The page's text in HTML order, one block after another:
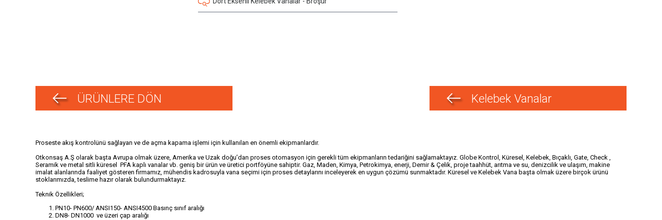
ÜRÜNLERE DÖN Kelebek Vanalar
Proseste akış kontrolünü sağlayan ve de açma kapama işlemi için kullanılan en önemli ekipmanlardır.
Otkonsaş A.Ş olarak başta Avrupa olmak üzere, Amerika ve Uzak doğu’dan proses otomasyon için gerekli tüm ekipmanların tedariğini sağlamaktayız. Globe Kontrol, Küresel, Kelebek, Bıçaklı, Gate, Check ,
Seramik ve metal sitli küresel PFA kaplı vanalar vb. geniş bir ürün ve üretici portföyüne sahiptir. Gaz, Maden, Kimya, Petrokimya, enerji, Demir & Çelik, proje taahhüt, arıtma ve su, denizcilik ve ulaşım, makine
imalat alanlarında faaliyet gösteren firmamız, mühendis kadrosuyla vana seçimi için proses detaylarını inceleyerek en uygun çözümü sunmaktadır. Küresel ve Kelebek Vana başta olmak üzere birçok ürünü
stoklarımızda, teslime hazır olarak bulundurmaktayız.
Teknik Özellikleri;
PN10- PN600/ ANSI150- ANSI4500 Basınç sınıf aralığı
DN8- DN1000 ve üzeri çap aralığı